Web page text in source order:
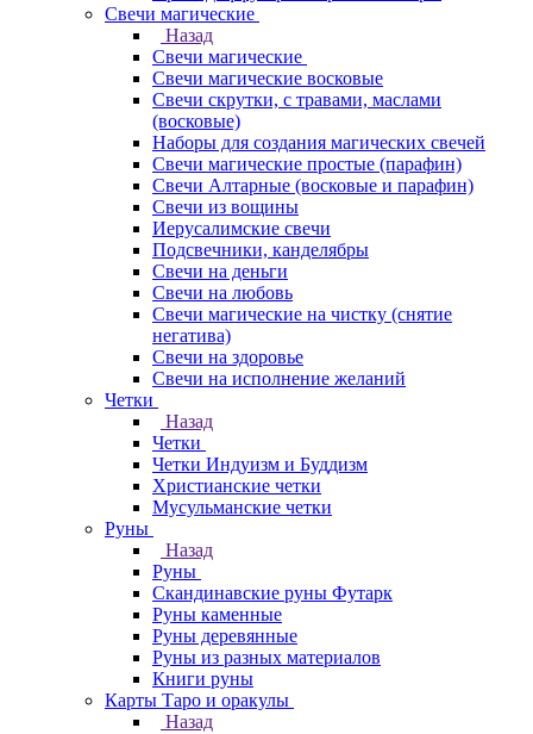
Свечи магические
Назад
Свечи магические
Свечи магические восковые
Свечи скрутки, с травами, маслами
(восковые)
Наборы для создания магических свечей
Свечи магические простые (парафин)
Свечи Алтарные (восковые и парафин)
Свечи из вощины
Иерусалимские свечи
Подсвечники, канделябры
Свечи на деньги
Свечи на любовь
Свечи магические на чистку (снятие
негатива)
Свечи на здоровье
Свечи на исполнение желаний
Четки
Назад
Четки
Четки Индуизм и Буддизм
Христианские четки
Мусульманские четки
Руны
Назад
Руны
Скандинавские руны Футарк
Руны каменные
Руны деревянные
Руны из разных материалов
Книги руны
Карты Таро и оракулы
Назад